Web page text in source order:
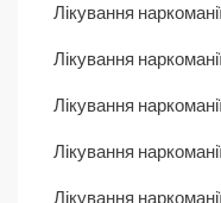
Лікування
Лікування
Лікування
Лікування
Лікування